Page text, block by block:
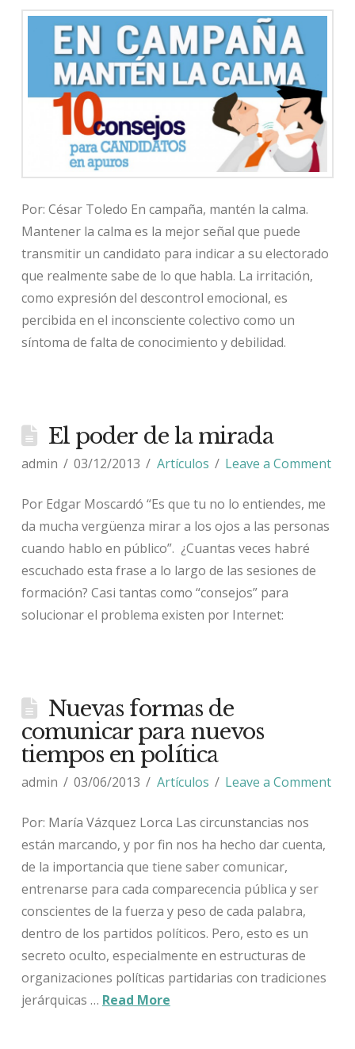
Por: César Toledo En campaña, mantén la calma.
Mantener la calma es la mejor señal que puede
transmitir un candidato para indicar a su electorado
que realmente sabe de lo que habla. La irritación,
como expresión del descontrol emocional, es
percibida en el inconsciente colectivo como un
síntoma de falta de conocimiento y debilidad.
El poder de la mirada
admin 03/12/2013 Artículos Leave a Comment
Por Edgar Moscardó “Es que tu no lo entiendes, me
da mucha vergüenza mirar a los ojos a las personas
cuando hablo en público”. ¿Cuantas veces habré
escuchado esta frase a lo largo de las sesiones de
formación? Casi tantas como “consejos” para
solucionar el problema existen por Internet:
Nuevas formas de
comunicar para nuevos
tiempos en política
admin 03/06/2013 Artículos Leave a Comment
Por: María Vázquez Lorca Las circunstancias nos
están marcando, y por fin nos ha hecho dar cuenta,
de la importancia que tiene saber comunicar,
entrenarse para cada comparecencia pública y ser
conscientes de la fuerza y peso de cada palabra,
dentro de los partidos políticos. Pero, esto es un
secreto oculto, especialmente en estructuras de
organizaciones políticas partidarias con tradiciones
jerárquicas … Read More